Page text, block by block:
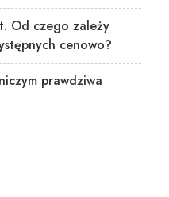
Od czego zależy
cenowo?
prawdziwa